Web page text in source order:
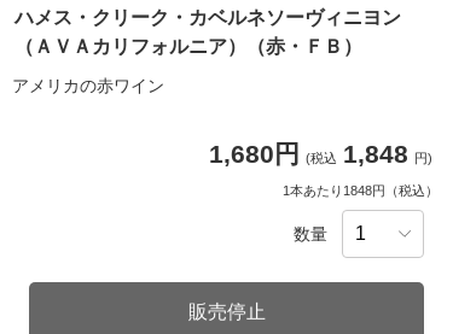
ハメス・クリーク・カベルネソーヴィニヨン
（ＡＶＡカリフォルニア）（赤・ＦＢ）
アメリカの赤ワイン
1,680円 (税込 1,848 円)
1本あたり1848円（税込）
数量
販売停止